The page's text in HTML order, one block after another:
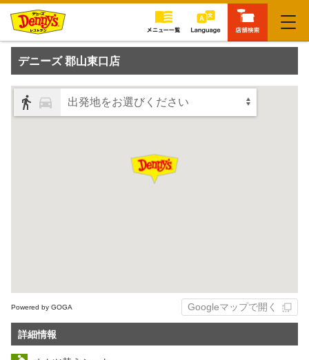
閉じる
デニーズ 郡山東口店
出発地をお選びください
Powered by GOGA Googleマップで開く
詳細情報